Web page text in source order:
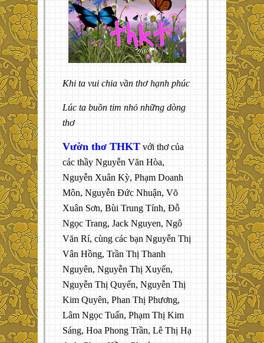
Khi ta vui chia vần thơ hạnh phúc
Lúc ta buồn tim nhỏ những dòng
thơ
Vườn thơ THKT với thơ của
các thầy Nguyễn Văn Hòa,
Nguyễn Xuân Kỳ, Phạm Doanh
Môn, Nguyễn Đức Nhuận, Võ
Xuân Sơn, Bùi Trung Tính, Đỗ
Ngọc Trang, Jack Nguyen, Ngô
Văn Rí, cùng các bạn Nguyễn Thị
Vân Hồng, Trần Thị Thanh
Nguyên, Nguyễn Thị Xuyến,
Nguyễn Thị Quyến, Nguyễn Thị
Kim Quyên, Phan Thị Phương,
Lâm Ngọc Tuấn, Phạm Thị Kim
Sáng, Hoa Phong Trần, Lê Thị Hạ